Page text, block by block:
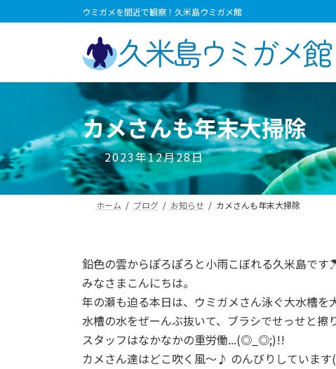
ン
プ
ビ
動
ウミガメを間近で観察！久米島ウミガメ館
カメさんも年末大掃除
2023年12月28日
ホーム ブログ お知らせ カメさんも年末大掃除
鉛色の雲からぽろぽろと小雨こぼれる久米島で
みなさまこんにちは。
年の瀬も迫る本日は、ウミガメさん泳ぐ大水槽を
水槽の水をぜーんぶ抜いて、ブラシでせっせと擦り
スタッフはなかなかの重労働...(◎_◎;)!!
カメさん達はどこ吹く風～♪ のんびりしていま